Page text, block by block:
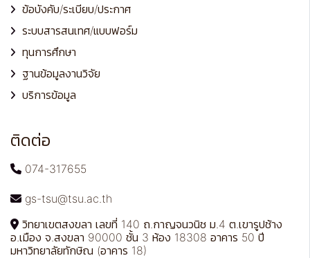
ข้อบังคับ/ระเบียบ/ประกาศ
ระบบสารสนเทศ/แบบฟอร์ม
ทุนการศึกษา
ฐานข้อมูลงานวิจัย
บริการข้อมูล
ติดต่อ
074-317655
gs-tsu@tsu.ac.th
วิทยาเขตสงขลา เลขที่ 140 ถ.กาญจนวนิช ม.4 ต.เขารูปช้าง
อ.เมือง จ.สงขลา 90000 ชั้น 3 ห้อง 18308 อาคาร 50 ปี
มหาวิทยาลัยทักษิณ (อาคาร 18)